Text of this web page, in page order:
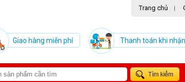
Trang chủ |
Giao hàng miễn phí Thanh toán khi